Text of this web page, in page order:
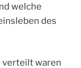
welche
des
verteilt waren